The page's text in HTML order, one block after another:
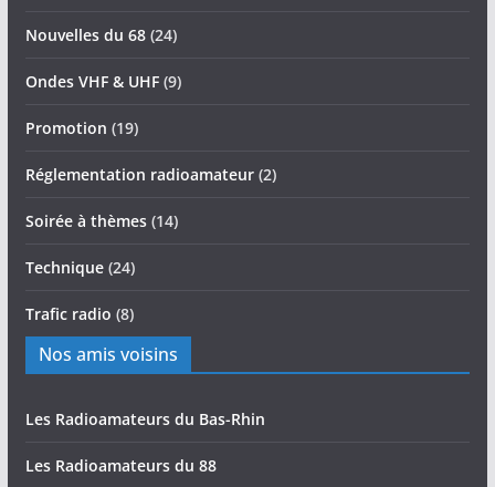
Nouvelles du 68(24)
Ondes VHF & UHF(9)
Promotion (19)
Réglementation radioamateur(2)
Soirée à thèmes(14)
Technique(24)
Trafic radio (8)
Nos amis voisins
Les Radioamateurs du Bas-Rhin
Les Radioamateurs du 88